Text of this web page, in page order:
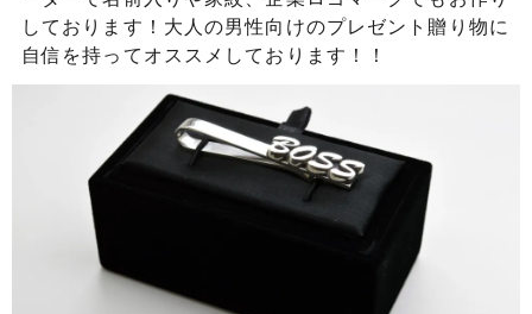
しております！大人の男性向けのプレゼント贈り物に
自信を持ってオススメしております！！